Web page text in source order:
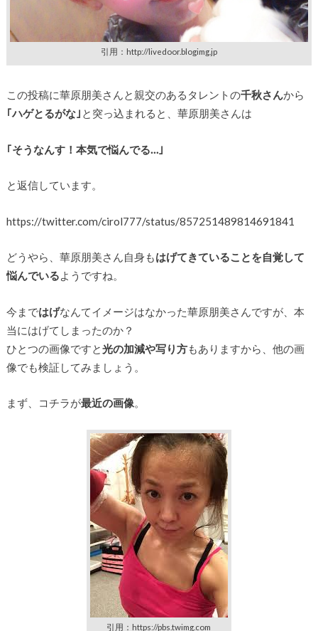
引用：http://livedoor.blogimg.jp
この投稿に華原朋美さんと親交のあるタレントの千秋さんから
｢ハゲとるがな｣ と突っ込まれると、華原朋美さんは
｢そうなんす！本気で悩んでる…｣
と返信しています。
https://twitter.com/cirol777/status/857251489814691841
どうやら、華原朋美さん自身もはげてきていることを自覚して
悩んでいるようですね。
今まではげなんてイメージはなかった華原朋美さんですが、本
当にはげてしまったのか？
ひとつの画像ですと光の加減や写り方もありますから、他の画
像でも検証してみましょう。
まず、コチラが最近の画像。
引用：https://pbs.twimg.com